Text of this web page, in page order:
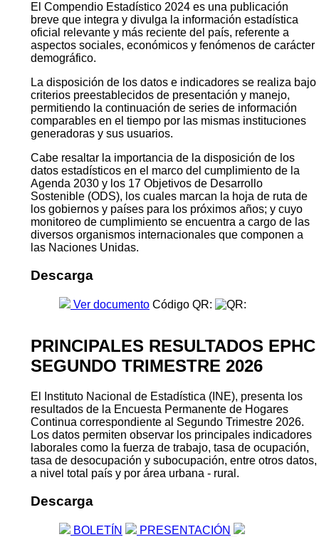
El Compendio Estadístico 2024 es una publicación
breve que integra y divulga la información estadística
oficial relevante y más reciente del país, referente a
aspectos sociales, económicos y fenómenos de carácter
demográfico.
La disposición de los datos e indicadores se realiza bajo
criterios preestablecidos de presentación y manejo,
permitiendo la continuación de series de información
comparables en el tiempo por las mismas instituciones
generadoras y sus usuarios.
Cabe resaltar la importancia de la disposición de los
datos estadísticos en el marco del cumplimiento de la
Agenda 2030 y los 17 Objetivos de Desarrollo
Sostenible (ODS), los cuales marcan la hoja de ruta de
los gobiernos y países para los próximos años; y cuyo
monitoreo de cumplimiento se encuentra a cargo de las
diversos organismos internacionales que componen a
las Naciones Unidas.
Descarga
Ver documento Código QR:
PRINCIPALES RESULTADOS EPHC
SEGUNDO TRIMESTRE 2026
El Instituto Nacional de Estadística (INE), presenta los
resultados de la Encuesta Permanente de Hogares
Continua correspondiente al Segundo Trimestre 2026.
Los datos permiten observar los principales indicadores
laborales como la fuerza de trabajo, tasa de ocupación,
tasa de desocupación y subocupación, entre otros datos,
a nivel total país y por área urbana - rural.
Descarga
BOLETÍN
PRESENTACIÓN